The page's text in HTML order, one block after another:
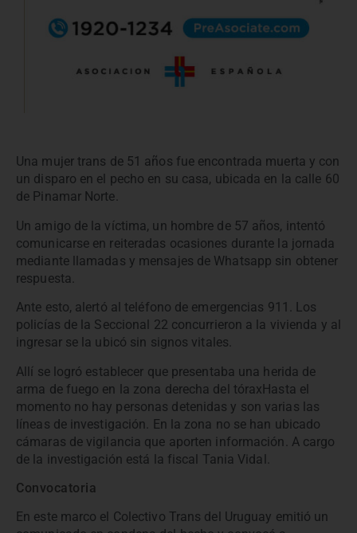
Una mujer trans de 51 años fue encontrada muerta y con
un disparo en el pecho en su casa, ubicada en la calle 60
de Pinamar Norte.
Un amigo de la víctima, un hombre de 57 años, intentó
comunicarse en reiteradas ocasiones durante la jornada
mediante llamadas y mensajes de Whatsapp sin obtener
respuesta.
Ante esto, alertó al teléfono de emergencias 911. Los
policías de la Seccional 22 concurrieron a la vivienda y al
ingresar se la ubicó sin signos vitales.
Allí se logró establecer que presentaba una herida de
arma de fuego en la zona derecha del tóraxHasta el
momento no hay personas detenidas y son varias las
líneas de investigación. En la zona no se han ubicado
cámaras de vigilancia que aporten información. A cargo
de la investigación está la fiscal Tania Vidal.
Convocatoria
En este marco el Colectivo Trans del Uruguay emitió un